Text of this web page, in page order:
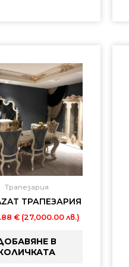
Трапезария
ТРАПЕЗАРИЯ
€ (27,000.00 лв.)
В